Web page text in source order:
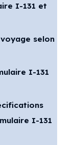
I-131 et
selon
I-131
I-131